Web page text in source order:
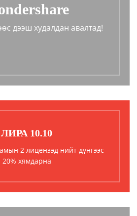
дээш худалдан авалтад!
ЛИРА 10.10
2 лицензэд нийт дүнгээс
20% хямдарна